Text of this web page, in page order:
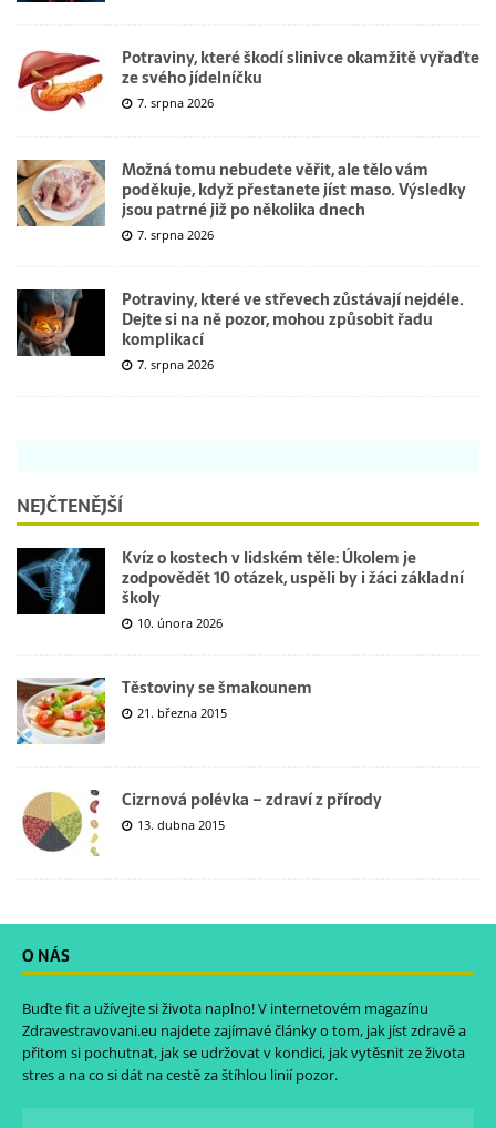
Potraviny, které škodí slinivce okamžitě vyřaďte
ze svého jídelníčku
7. srpna 2026
Možná tomu nebudete věřit, ale tělo vám
poděkuje, když přestanete jíst maso. Výsledky
jsou patrné již po několika dnech
7. srpna 2026
Potraviny, které ve střevech zůstávají nejdéle.
Dejte si na ně pozor, mohou způsobit řadu
komplikací
7. srpna 2026
NEJČTENĚJŠÍ
Kvíz o kostech v lidském těle: Úkolem je
zodpovědět 10 otázek, uspěli by i žáci základní
školy
10. února 2026
Těstoviny se šmakounem
21. března 2015
Cizrnová polévka – zdraví z přírody
13. dubna 2015
O NÁS
Buďte fit a užívejte si života naplno! V internetovém magazínu
Zdravestravovani.eu najdete zajímavé články o tom, jak jíst zdravě a
přitom si pochutnat, jak se udržovat v kondici, jak vytěsnit ze života
stres a na co si dát na cestě za štíhlou linií pozor.